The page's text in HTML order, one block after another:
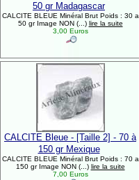
50 gr Madagascar
CALCITE BLEUE Minéral Brut Poids : 30 a
50 gr Image NON (...) lire la suite
3,00 Euros
CALCITE Bleue - [Taille 2] - 70 à
150 gr Mexique
CALCITE BLEUE Minéral Brut Poids : 70 a
150 gr Image NON (...) lire la suite
7,00 Euros